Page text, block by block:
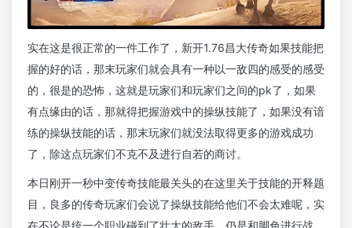
实在这是很正常的一件工作了，新开1.76昌大传奇如果技能把
握的好的话，那末玩家们就会具有一种以一敌四的感受的感受
的，很是的恐怖，这就是玩家们和玩家们之间的pk了，如果
有点缘由的话，那就得把握游戏中的操纵技能了，如果没有谙
练的操纵技能的话，那末玩家们就没法取得更多的游戏成功
了，除这点玩家们不克不及进行自若的商讨。
本日刚开一秒中变传奇技能最关头的在这里关于技能的开释题
目，良多的传奇玩家们会说了操纵技能给他们不会太难呢，实
在不论是统一个职业碰到了壮大的敌手，仍是和脚色进行战